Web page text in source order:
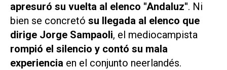
apresuró su vuelta al elenco "Andaluz". Ni
bien se concretó su llegada al elenco que
dirige Jorge Sampaoli, el mediocampista
rompió el silencio y contó su mala
experiencia en el conjunto neerlandés.